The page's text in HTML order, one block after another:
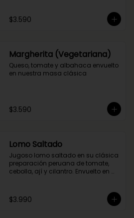
$3.590
Margherita (Vegetariana)
Queso, tomate y albahaca envuelto
en nuestra masa clásica
$3.590
Lomo Saltado
Jugoso lomo saltado en su clásica
preparación peruana de tomate,
cebolla, ají y cilantro. Envuelto en
$3.990